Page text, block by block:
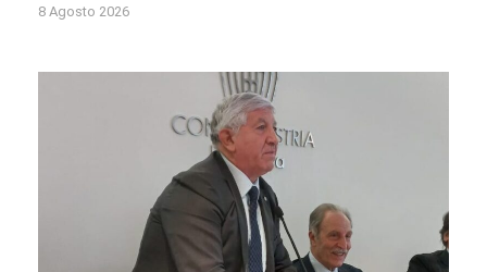
8 Agosto 2026